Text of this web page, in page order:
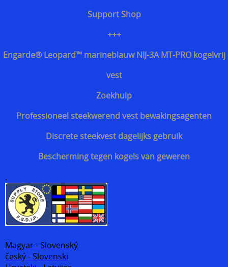
Support Shop
+++
Engarde® Leopard™ marineblauw NIJ-3A MT-PRO kogelvrij
vest
Zoekhulp
Professioneel steekwerend vest bewakingsagenten
Discrete steekvest dagelijks gebruik
Bescherming tegen kogels van geweren
.
Magyar - Slovenský
český - Slovenski